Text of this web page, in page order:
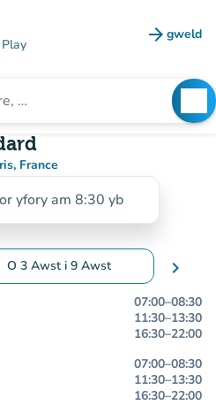
arrow_forward gweld
(tab
France
Maps)
yfory am 8:30 yb
O 3 Awst i 9 Awst
calendr i newid dyddiadau chevron_right
07:00–08:30
11:30–13:30
16:30–22:00
07:00–08:30
11:30–13:30
16:30–22:00